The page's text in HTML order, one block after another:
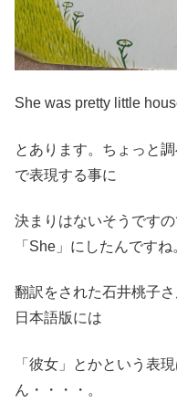
She was pretty little
とあります。ちょっと
で表現する事に
決まりはないそうです
「She」にしたんですね
翻訳をされた石井桃子
日本語版には
「彼女」とかという表
ん・・・・。